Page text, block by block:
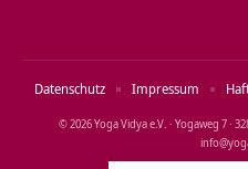
© 2026 Yoga Vidya e.V. · Yogaweg 7 ·
Datenschutz Impressum